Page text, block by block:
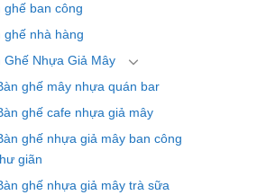
ghế ban công
ghế nhà hàng
Ghế Nhựa Giả Mây
ghế mây nhựa quán bar
ghế cafe nhựa giả mây
ghế nhựa giả mây ban công
giãn
ghế nhựa giả mây trà sữa